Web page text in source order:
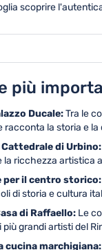
scoprire
più
Ducale:Tra le
racconta la storia e
Cattedrale di Urbino:
ricchezza artistica
per il centro storico:
di storia e cultura
di Raffaello: Le
più grandi artisti del
cucina marchigiana: